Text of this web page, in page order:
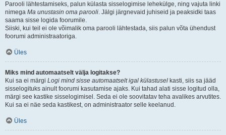
Parooli lähtestamiseks, palun külasta sisselogimise lehekülge, ning vajuta linki
nimega Ma unustasin oma parooli. Jälgi järgnevaid juhiseid ja peaksidki taas
saama sisse logida foorumile.
Siiski, kui teil ei ole võimalik oma parooli lähtestada, siis palun võta ühendust
foorumi administraatoriga.
Üles
Miks mind automaatselt välja logitakse?
Kui sa ei märgi Logi mind sisse automaatselt igal külastusel kasti, siis sa jääd
sisselogituks ainult foorumi kasutamise ajaks. Kui tahad alati sisse logitud olla,
märgi see kastike sisselogimisel. Seda ei ole soovitatav teha avalikes arvutites.
Kui sa ei näe seda kastikest, on administraator selle keelanud.
Üles